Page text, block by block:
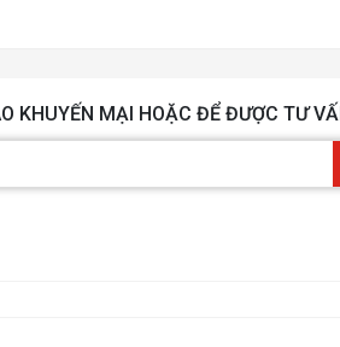
KHUYẾN MẠI HOẶC ĐỂ ĐƯỢC TƯ